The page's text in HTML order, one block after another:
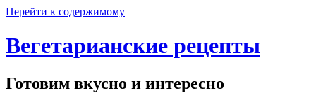
Перейти к содержимому
Вегетарианские рецепты
Готовим вкусно и интересно